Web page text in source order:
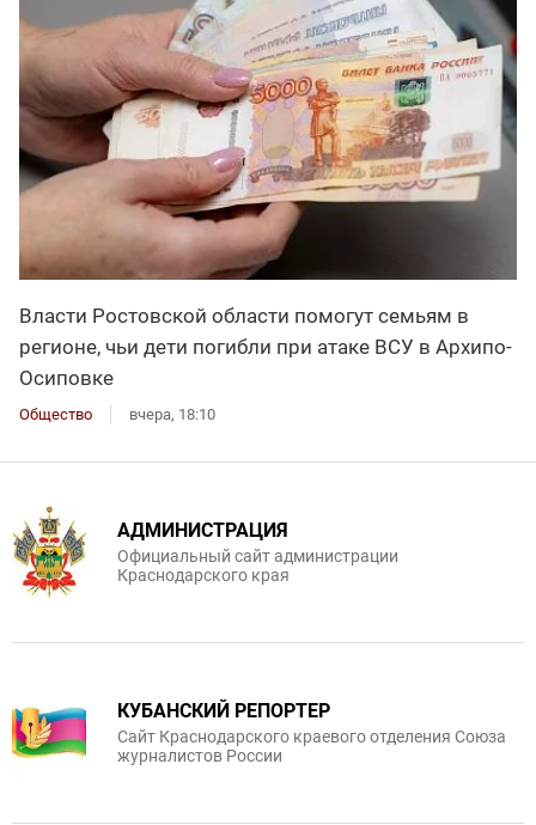
Власти Ростовской области помогут семьям в
регионе, чьи дети погибли при атаке ВСУ в Архипо-
Осиповке
Общество вчера, 18:10
АДМИНИСТРАЦИЯ
Официальный сайт администрации
Краснодарского края
КУБАНСКИЙ РЕПОРТЕР
Сайт Краснодарского краевого отделения Союза
журналистов России